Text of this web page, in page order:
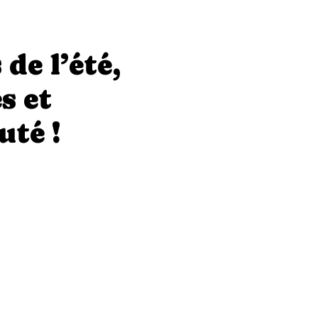
l’été,
et
!